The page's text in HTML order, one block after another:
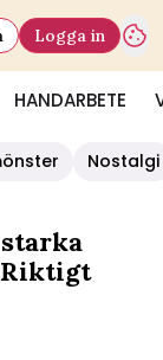
HANDARBETE
Logga in
Nostalgi